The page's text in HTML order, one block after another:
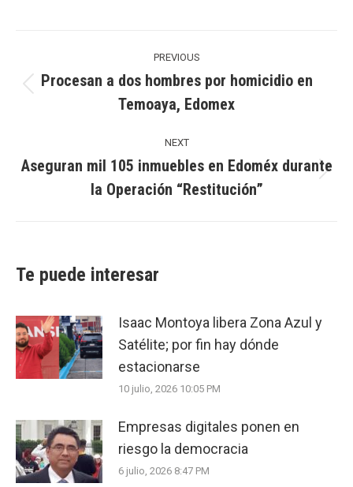
PREVIOUS
Previous
post:
Procesan a dos hombres por homicidio en
Temoaya, Edomex
NEXT
post:
Aseguran mil 105 inmuebles en Edoméx durante
la Operación “Restitución”
Te puede interesar
Isaac Montoya libera Zona Azul y
Satélite; por fin hay dónde
estacionarse
10 julio, 2026 10:05 PM
Empresas digitales ponen en
riesgo la democracia
6 julio, 2026 8:47 PM